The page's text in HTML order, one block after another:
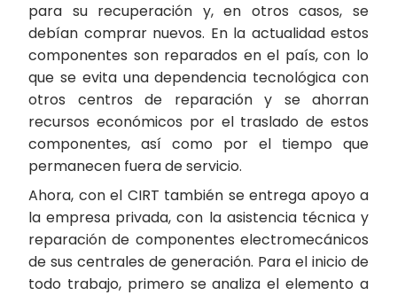
para su recuperación y, en otros casos, se
debían comprar nuevos. En la actualidad estos
componentes son reparados en el país, con lo
que se evita una dependencia tecnológica con
otros centros de reparación y se ahorran
recursos económicos por el traslado de estos
componentes, así como por el tiempo que
permanecen fuera de servicio.
Ahora, con el CIRT también se entrega apoyo a
la empresa privada, con la asistencia técnica y
reparación de componentes electromecánicos
de sus centrales de generación. Para el inicio de
todo trabajo, primero se analiza el elemento a